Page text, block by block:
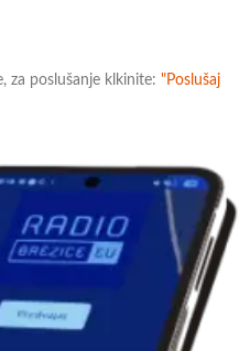
za poslušanje klkinite: "Poslušaj